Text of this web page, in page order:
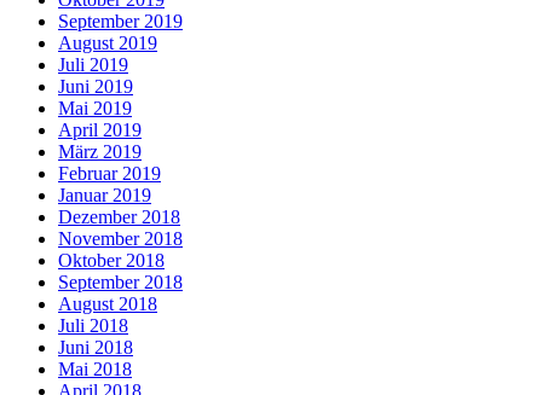
September 2019
August 2019
Juli 2019
Juni 2019
Mai 2019
April 2019
März 2019
Februar 2019
Januar 2019
Dezember 2018
November 2018
Oktober 2018
September 2018
August 2018
Juli 2018
Juni 2018
Mai 2018
April 2018